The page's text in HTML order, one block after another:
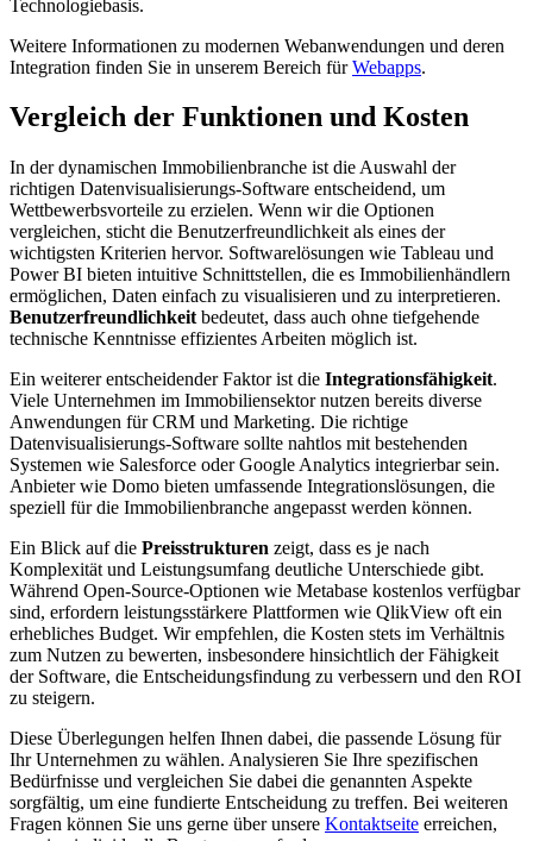
Technologiebasis.
Weitere Informationen zu modernen Webanwendungen und deren
Integration finden Sie in unserem Bereich fürWebapps.
Vergleich der Funktionen und Kosten
In der dynamischen Immobilienbranche ist die Auswahl der
richtigen Datenvisualisierungs-Software entscheidend, um
Wettbewerbsvorteile zu erzielen. Wenn wir die Optionen
vergleichen, sticht die Benutzerfreundlichkeit als eines der
wichtigsten Kriterien hervor. Softwarelösungen wie Tableau und
Power BI bieten intuitive Schnittstellen, die es Immobilienhändlern
ermöglichen, Daten einfach zu visualisieren und zu interpretieren.
Benutzerfreundlichkeit bedeutet, dass auch ohne tiefgehende
technische Kenntnisse effizientes Arbeiten möglich ist.
Ein weiterer entscheidender Faktor ist die Integrationsfähigkeit.
Viele Unternehmen im Immobiliensektor nutzen bereits diverse
Anwendungen für CRM und Marketing. Die richtige
Datenvisualisierungs-Software sollte nahtlos mit bestehenden
Systemen wie Salesforce oder Google Analytics integrierbar sein.
Anbieter wie Domo bieten umfassende Integrationslösungen, die
speziell für die Immobilienbranche angepasst werden können.
Ein Blick auf die Preisstrukturen zeigt, dass es je nach
Komplexität und Leistungsumfang deutliche Unterschiede gibt.
Während Open-Source-Optionen wie Metabase kostenlos verfügbar
sind, erfordern leistungsstärkere Plattformen wie QlikView oft ein
erhebliches Budget. Wir empfehlen, die Kosten stets im Verhältnis
zum Nutzen zu bewerten, insbesondere hinsichtlich der Fähigkeit
der Software, die Entscheidungsfindung zu verbessern und den ROI
zu steigern.
Diese Überlegungen helfen Ihnen dabei, die passende Lösung für
Ihr Unternehmen zu wählen. Analysieren Sie Ihre spezifischen
Bedürfnisse und vergleichen Sie dabei die genannten Aspekte
sorgfältig, um eine fundierte Entscheidung zu treffen. Bei weiteren
Fragen können Sie uns gerne über unsere Kontaktseite erreichen,